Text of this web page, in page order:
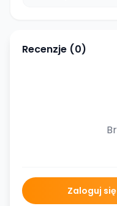
Recenzje (0)
Zaloguj